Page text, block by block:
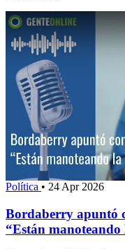
Política • 24 Apr 2026
Bordaberry apuntó
“Están